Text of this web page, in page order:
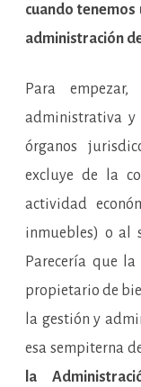
cuando tenemos
administración
Para
administrativa y
órganos
excluye de la
actividad
inmuebles) o al
Parecería que
propietario de
la gestión y
esa sempiterna
la